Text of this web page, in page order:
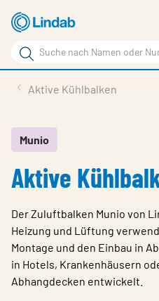
Zum
Hauptinhalt
springen
Suchbegriff
Seite
durchsuchen
Wissen & Service
Inspiration
Nachhaltigkeit
Kontakt
Wähle Sprache
Germany - Ventilation
Aktive Kühlbalken
Munio
Aktive
Der Zuluftbalken Munio von
Heizung und Lüftung
Montage und den Einbau in
in Hotels, Krankenhäusern
Abhangdecken entwickelt.